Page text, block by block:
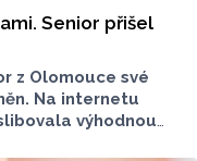
Senior přišel
z Olomouce své
Na internetu
výhodnou